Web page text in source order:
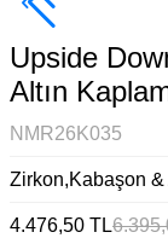
2+ Ürüne +%10
Upside
Altın
NMR26K035
Zirkon,Kabaşon &
4.476,50 TL